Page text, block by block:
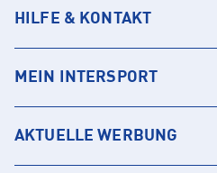
HILFE & KONTAKT
MEIN INTERSPORT
AKTUELLE WERBUNG